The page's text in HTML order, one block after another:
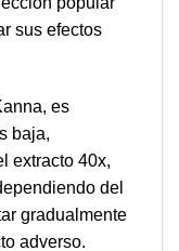
sus efectos
es
baja,
extracto 40x,
del
gradualmente
adverso.